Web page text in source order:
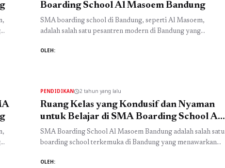
Boarding School Al Masoem Bandung
SMA boarding school di Bandung, seperti Al Masoem,
adalah salah satu pesantren modern di Bandung yang
islami. Salah satu faktor penting di sekolah ini adalah
berdaya guna dan ... Baca Selengkapnya
OLEH:
PENDIDIKANschedule2 tahun yang lalu
Ruang Kelas yang Kondusif dan Nyaman
untuk Belajar di SMA Boarding School Al
Masoem Bandung
SMA Boarding School Al Masoem Bandung adalah salah satu
boarding school terkemuka di Bandung yang menawarkan
Sebagai pesantren modern di Bandung, SMA ini
OLEH: